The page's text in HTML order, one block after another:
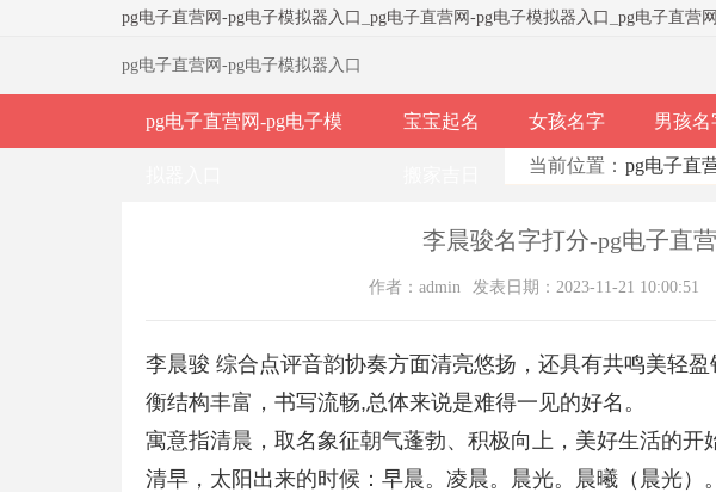
pg电子直营网-pg电子模拟器入口 pg电子直营网-pg电子模拟器入口 pg电子直营
pg电子直营网-pg电子模拟器入口
pg电子直营网-pg电子模 宝宝起名 女孩名字 男孩名
当前位置： pg电子直
李晨骏名字打分-pg电子直
作者：admin 发表日期：2023-11-21 10:00:51
李晨骏 综合点评音韵协奏方面清亮悠扬，还具有共鸣美轻
衡结构丰富，书写流畅,总体来说是难得一见的好名。
寓意指清晨，取名象征朝气蓬勃、积极向上，美好生活的
清早，太阳出来的时候：早晨。凌晨。晨光。晨曦（晨光）